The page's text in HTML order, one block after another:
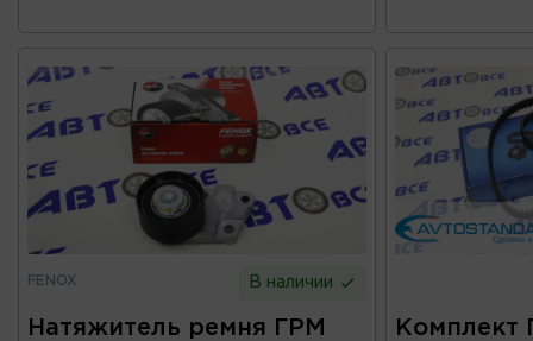
FENOX В наличии
Натяжитель ремня ГРМ
Комплект